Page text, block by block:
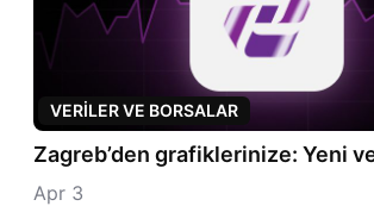
VERILER VE BORSALAR
Zagreb’den grafiklerinize: Yeni
Apr 3